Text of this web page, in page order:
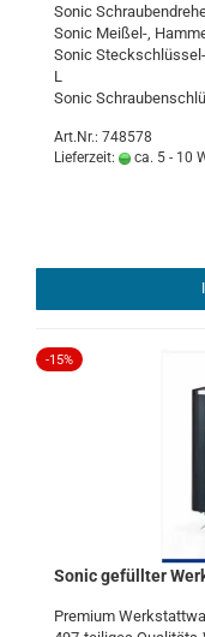
Sonic
Sonic Meißel-​,
Sonic
L
Sonic
Art.Nr.: 748578
Lieferzeit:
ca. 5 - 10
-15%
Sonic ge­füll­ter
Pre­mi­um